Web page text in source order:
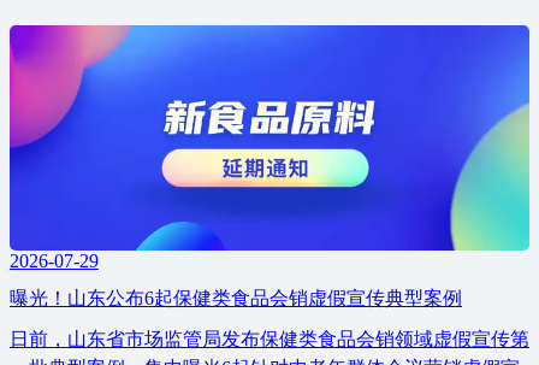
2026-07-29
曝光！山东公布6起保健类食品会销虚假宣传典型案例
日前，山东省市场监管局发布保健类食品会销领域虚假宣传第